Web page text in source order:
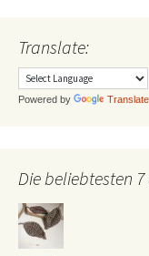
Translate:
Powered by Translate
Die beliebtesten